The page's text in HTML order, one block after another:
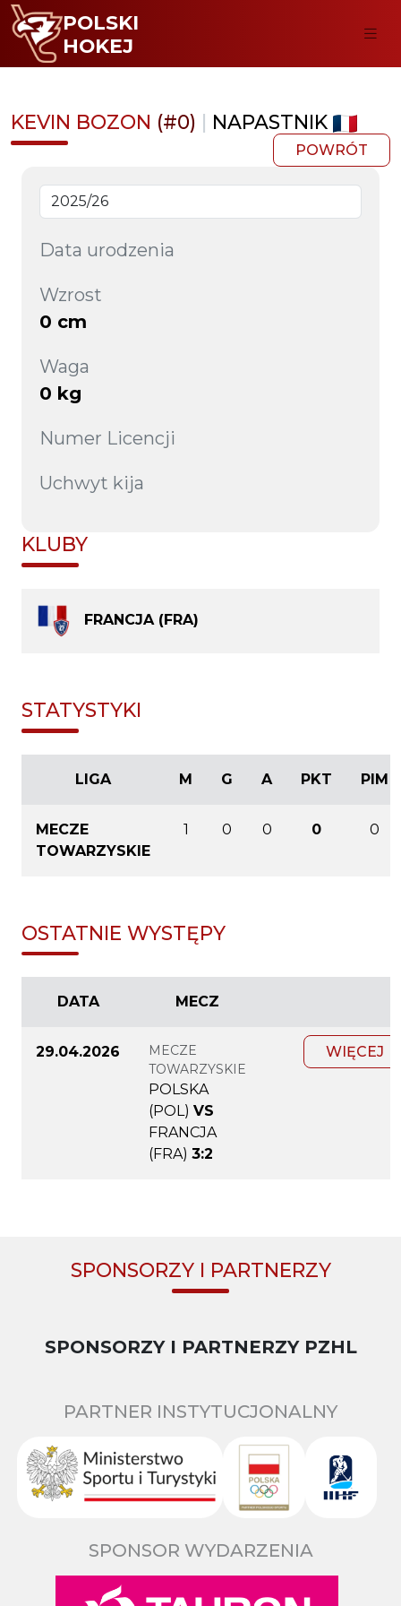
POLSKI
HOKEJ
KEVIN BOZON (#0) | NAPASTNIK
POWRÓT
Data urodzenia
Wzrost
0 cm
Waga
0 kg
Numer Licencji
Uchwyt kija
KLUBY
FRANCJA (FRA)
STATYSTYKI
LIGA M G A PKT PIM
MECZE
TOWARZYSKIE
1 0 0 0 0
OSTATNIE WYSTĘPY
DATA MECZ
29.04.2026
MECZE
TOWARZYSKIE
POLSKA
(POL) VS
FRANCJA
(FRA) 3:2
WIĘCEJ
SPONSORZY I PARTNERZY
SPONSORZY I PARTNERZY PZHL
PARTNER INSTYTUCJONALNY
SPONSOR WYDARZENIA